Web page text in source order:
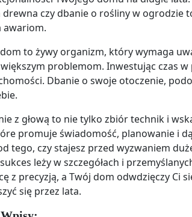
czy dbanie o rośliny w ogrodzie
awariom.
to żywy organizm, który wymaga
problemom. Inwestując czas
Dbanie o swoje otoczenie,
z głową to nie tylko zbiór technik i
promuje świadomość, planowanie i
tego, czy stajesz przed wyzwaniem
leży w szczegółach i
z precyzją, a Twój dom odwdzięczy
się przez lata.